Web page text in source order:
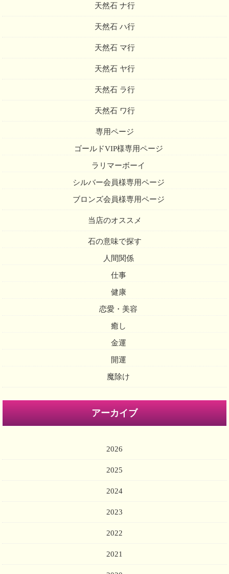
天然石 ナ行
天然石 ハ行
天然石 マ行
天然石 ヤ行
天然石 ラ行
天然石 ワ行
専用ページ
ゴールドVIP様専用ページ
ラリマーボーイ
シルバー会員様専用ページ
ブロンズ会員様専用ページ
当店のオススメ
石の意味で探す
人間関係
仕事
健康
恋愛・美容
癒し
金運
開運
魔除け
アーカイブ
2026
2025
2024
2023
2022
2021